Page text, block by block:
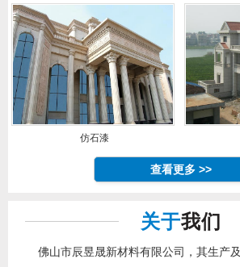
仿石漆
查看更多 >>
关于我们
佛山市辰昱晟新材料有限公司，其生产